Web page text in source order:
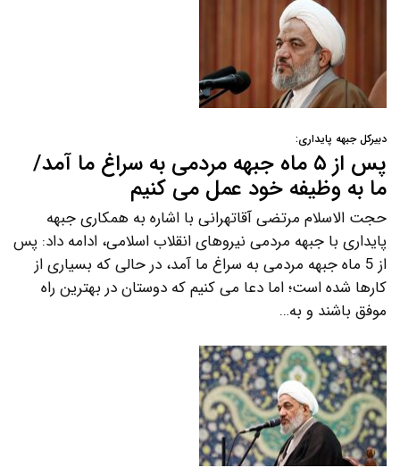
دبیرکل جبهه پایداری:
پس از ۵ ماه جبهه مردمی به سراغ ما آمد/
ما به وظیفه خود عمل می کنیم
حجت الاسلام مرتضی آقاتهرانی با اشاره به همکاری جبهه
پایداری با جبهه مردمی نیروهای انقلاب اسلامی، ادامه داد: پس
از 5 ماه جبهه مردمی به سراغ ما آمد، در حالی که بسیاری از
کارها شده است؛ اما دعا می کنیم که دوستان در بهترین راه
موفق باشند و به…